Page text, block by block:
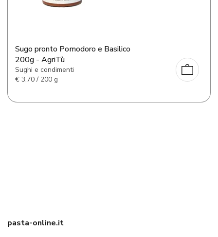
Sugo pronto Pomodoro e Basilico
200g - AgriTù
Sughi e condimenti
€ 3,70 / 200 g
pasta-online.it